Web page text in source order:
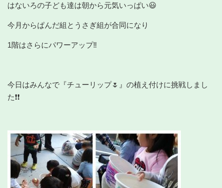
はないろの子ども達は朝から元気いっぱい😃
今月からぱんだ組とうさぎ組が合同になり
1階はさらにパワーアップ‼
今日はみんなで『チューリップ🌷』の植え付けに挑戦しまし
た❗❗